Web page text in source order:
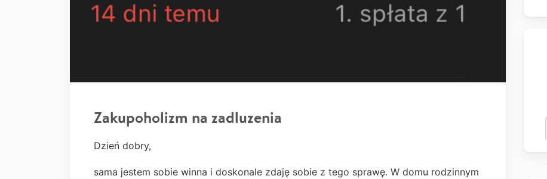
Zakupoholizm na zadluzenia
Dzień dobry,
sama jestem sobie winna i doskonale zdaję sobie z tego sprawę. W domu rodzinnym